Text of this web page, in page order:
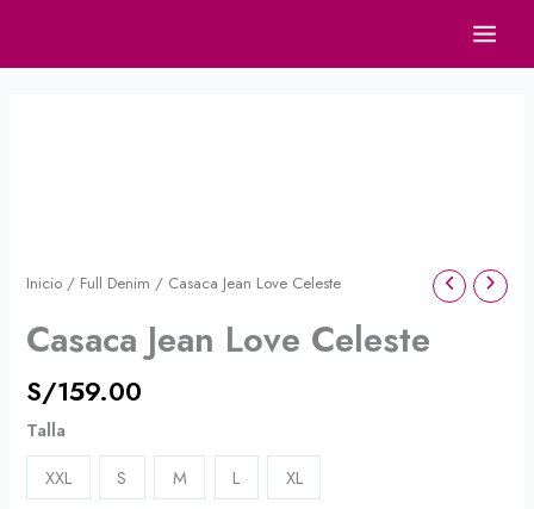
contenido
Inicio / Full Denim / Casaca Jean Love Celeste
Casaca Jean Love Celeste
S/159.00
Talla
XXL
S M L XL